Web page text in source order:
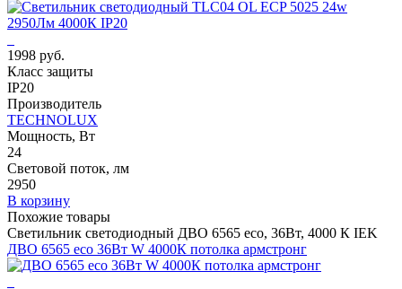
1998 руб.
Класс защиты
IP20
Производитель
TECHNOLUX
Мощность, Вт
24
Световой поток, лм
2950
В корзину
Похожие товары
Светильник светодиодный ДВО 6565 eco, 36Вт, 4000 К IEK
ДВО 6565 eco 36Вт W 4000К потолка армстронг